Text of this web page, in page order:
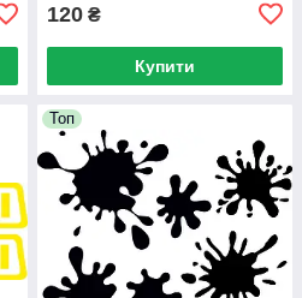
120 ₴
Купити
Топ